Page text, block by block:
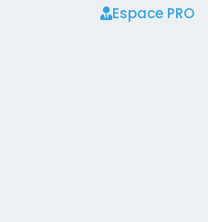
Espace PRO